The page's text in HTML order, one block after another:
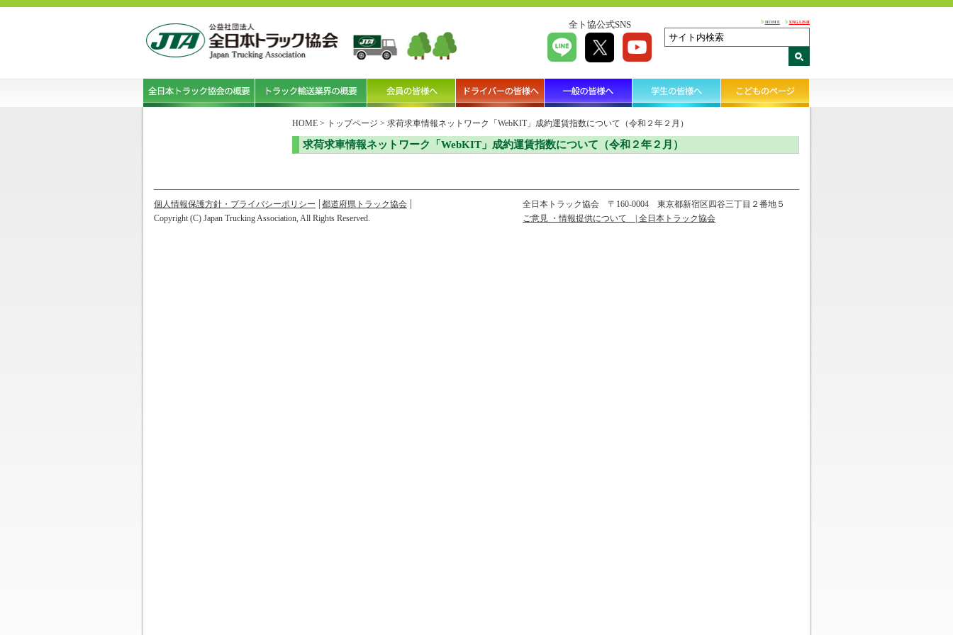
全ト協公式SNS HOME ENGLISH
HOME > トップページ > 求荷求車情報ネットワーク「WebKIT」成約運賃指数について（令和２年２月）
求荷求車情報ネットワーク「WebKIT」成約運賃指数について（令和２年２月）
個人情報保護方針・プライバシーポリシー 都道府県トラック協会 全日本トラック協会 〒160-0004 東京都新宿区四谷三丁目２番地５
ご意見 ・情報提供について | 全日本トラック協会
Copyright (C) Japan Trucking Association, All Rights Reserved.